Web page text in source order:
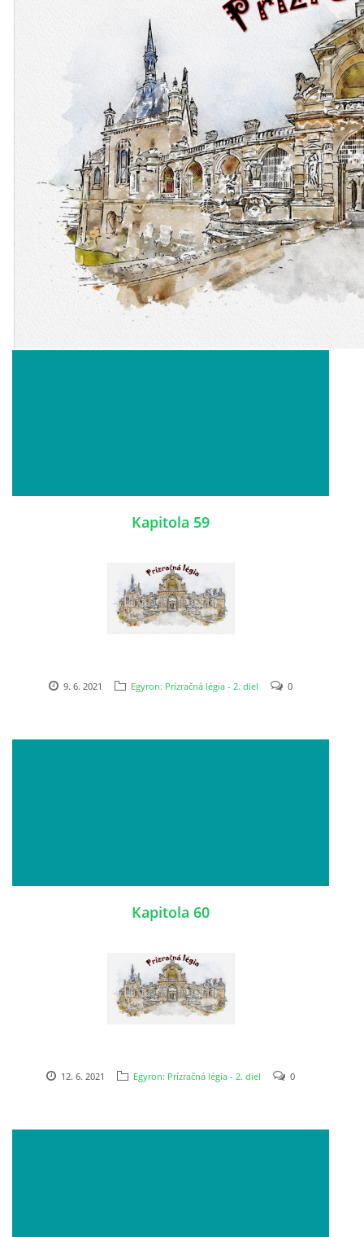
VÍLA NA BRONZOVEJ ULICI
VLČÍ MOR
bludicka.cirezlo@gmail.com
Príbehy a poviedky na tejto stránke sú duševným
vlastníctvom autorov. Všetky práva vyhradené.
© 2026 eStránky.sk|RSS|WebSlice |Aktualizované 5. 8. 2026 |
Hore ↑
Kapitola 59
9. 6. 2021 Egyron: Prízračná légia - 2. diel 0
Kapitola 60
12. 6. 2021 Egyron: Prízračná légia - 2. diel 0